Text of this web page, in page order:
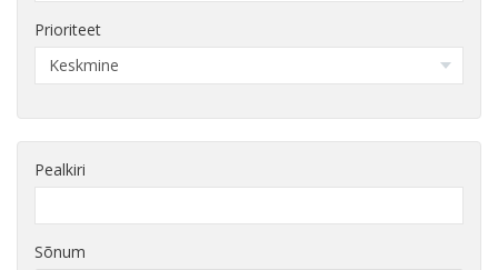
Prioriteet
Pealkiri
Sõnum